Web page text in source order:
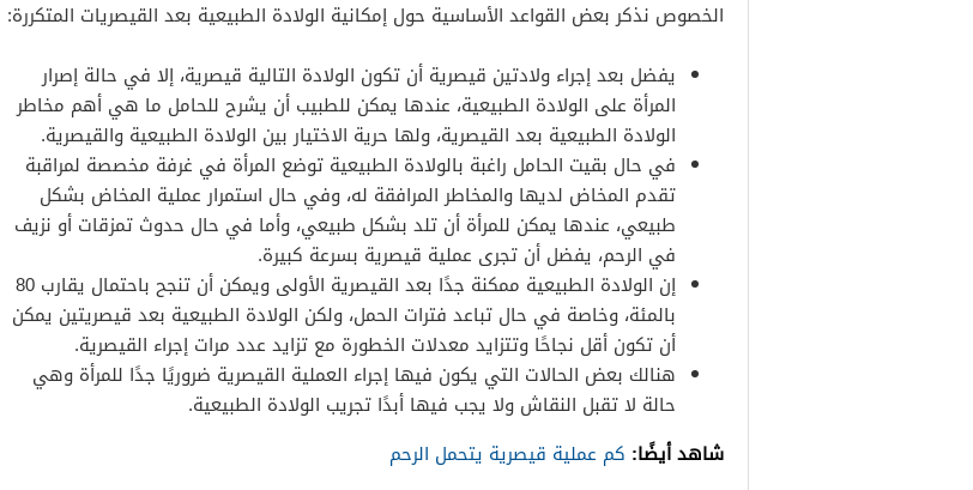
الخصوص نذكر بعض القواعد الأساسية حول إمكانية الولادة الطبيعية بعد القيصريات المتكررة:
يفضل بعد إجراء ولادتين قيصرية أن تكون الولادة التالية قيصرية، إلا في حالة إصرار
المرأة على الولادة الطبيعية، عندها يمكن للطبيب أن يشرح للحامل ما هي أهم مخاطر
الولادة الطبيعية بعد القيصرية، ولها حرية الاختيار بين الولادة الطبيعية والقيصرية.
في حال بقيت الحامل راغبة بالولادة الطبيعية توضع المرأة في غرفة مخصصة لمراقبة
تقدم المخاض لديها والمخاطر المرافقة له، وفي حال استمرار عملية المخاض بشكل
طبيعي، عندها يمكن للمرأة أن تلد بشكل طبيعي، وأما في حال حدوث تمزقات أو نزيف
في الرحم، يفضل أن تجرى عملية قيصرية بسرعة كبيرة.
إن الولادة الطبيعية ممكنة جدًا بعد القيصرية الأولى ويمكن أن تنجح باحتمال يقارب 80
بالمئة، وخاصة في حال تباعد فترات الحمل، ولكن الولادة الطبيعية بعد قيصريتين يمكن
أن تكون أقل نجاحًا وتتزايد معدلات الخطورة مع تزايد عدد مرات إجراء القيصرية.
هنالك بعض الحالات التي يكون فيها إجراء العملية القيصرية ضروريًا جدًا للمرأة وهي
حالة لا تقبل النقاش ولا يجب فيها أبدًا تجريب الولادة الطبيعية.
شاهد أيضًا: كم عملية قيصرية يتحمل الرحم